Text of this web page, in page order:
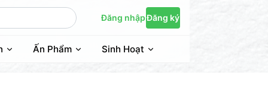
Đăng nhậpĐăng ký
Ấn Phẩm Sinh Hoạt